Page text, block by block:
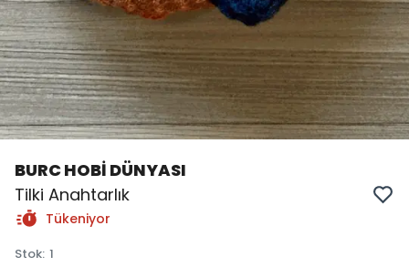
BURC HOBİ DÜNYASI
Tilki Anahtarlık
Tükeniyor
Stok: 1